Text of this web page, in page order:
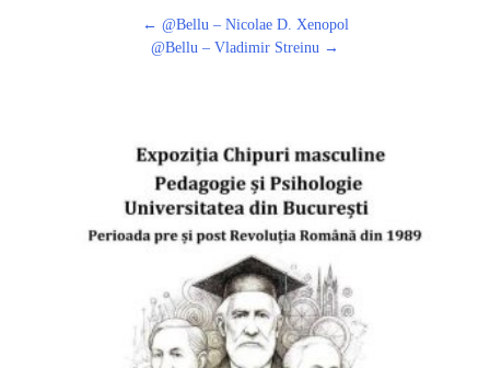
← @Bellu – Nicolae D. Xenopol
@Bellu – Vladimir Streinu →